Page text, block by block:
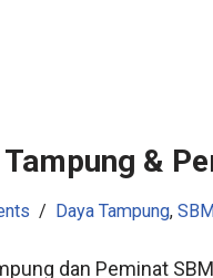
Tampung &
Daya Tampung,
dan Peminat